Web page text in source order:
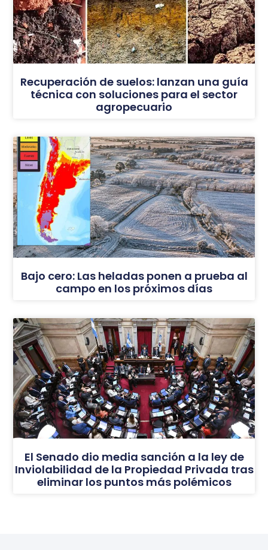
Recuperación de suelos: lanzan una guía
técnica con soluciones para el sector
agropecuario
Bajo cero: Las heladas ponen a prueba al
campo en los próximos días
El Senado dio media sanción a la ley de
Inviolabilidad de la Propiedad Privada tras
eliminar los puntos más polémicos